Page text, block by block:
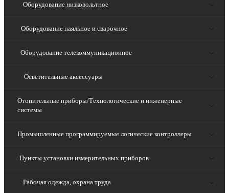
Оборудование низковольтное
Оборудование паяльное и сварочное
Оборудование телекоммуникационное
Осветительные аксессуары
Отопительные приборы/Технологические и инженерные
системы
Промышленные программируемые логические контроллеры
Пункты установки измерительных приборов
Рабочая одежда, охрана труда